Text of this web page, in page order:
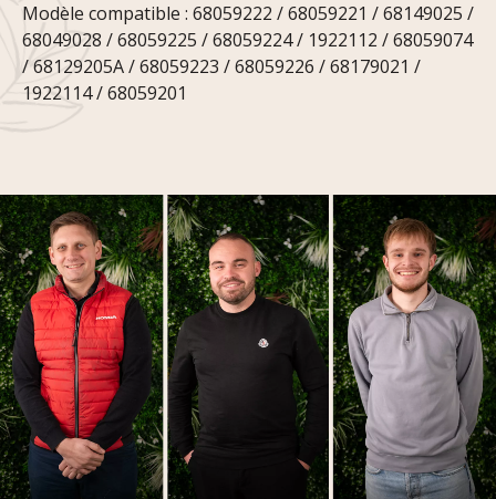
Modèle compatible : 68059222 / 68059221 / 68149025 /
68049028 / 68059225 / 68059224 / 1922112 / 68059074
/ 68129205A / 68059223 / 68059226 / 68179021 /
1922114 / 68059201